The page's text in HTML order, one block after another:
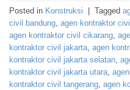
Posted in Konstruksi Tagged
civil bandung, agen kontraktor
agen kontraktor civil cikarang,
kontraktor civil jakarta, agen
kontraktor civil jakarta selatan,
kontraktor civil jakarta utara,
kontraktor civil tangerang, agen